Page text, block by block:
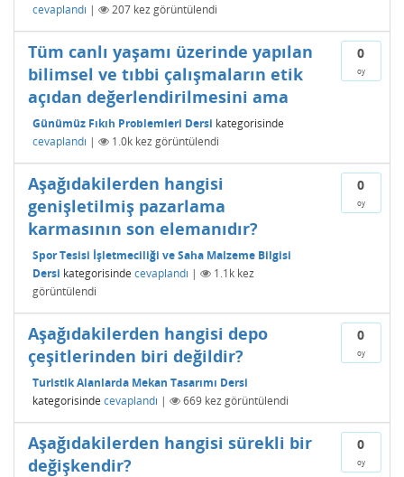
cevaplandı | 207 kez görüntülendi
0
oy
Tüm canlı yaşamı üzerinde yapılan
bilimsel ve tıbbi çalışmaların etik
açıdan değerlendirilmesini ama
Günümüz Fıkıh Problemleri Dersi kategorisinde
cevaplandı | 1.0k kez görüntülendi
0
oy
Aşağıdakilerden hangisi
genişletilmiş pazarlama
karmasının son elemanıdır?
Spor Tesisi İşletmeciliği ve Saha Malzeme Bilgisi
Dersi kategorisinde cevaplandı | 1.1k kez
görüntülendi
0
oy
Aşağıdakilerden hangisi depo
çeşitlerinden biri değildir?
Turistik Alanlarda Mekan Tasarımı Dersi
kategorisinde cevaplandı | 669 kez görüntülendi
0
oy
Aşağıdakilerden hangisi sürekli bir
değişkendir?